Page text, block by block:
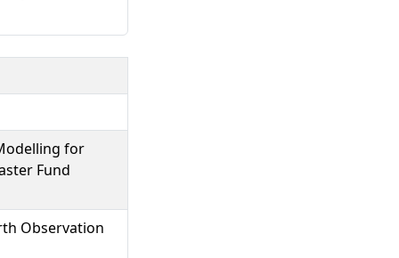
for
Fund
Observation